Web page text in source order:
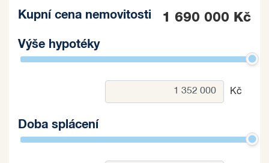
Kupní cena nemovitosti 1 690 000 Kč
Výše hypotéky
Kč
Doba splácení